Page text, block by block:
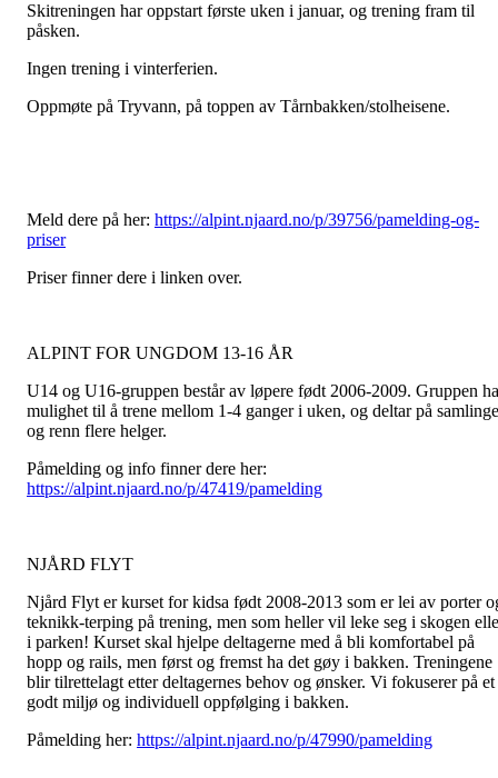
Skitreningen har oppstart første uken i januar, og trening fram til
påsken.
Ingen trening i vinterferien.
Oppmøte på Tryvann, på toppen av Tårnbakken/stolheisene.
Meld dere på her: https://alpint.njaard.no/p/39756/pamelding-og-
priser
Priser finner dere i linken over.
ALPINT FOR UNGDOM 13-16 ÅR
U14 og U16-gruppen består av løpere født 2006-2009. Gruppen
mulighet til å trene mellom 1-4 ganger i uken, og deltar på
og renn flere helger.
Påmelding og info finner dere her:
https://alpint.njaard.no/p/47419/pamelding
NJÅRD FLYT
Njård Flyt er kurset for kidsa født 2008-2013 som er lei av porter
teknikk-terping på trening, men som heller vil leke seg i skogen
i parken! Kurset skal hjelpe deltagerne med å bli komfortabel på
hopp og rails, men først og fremst ha det gøy i bakken. Treningene
blir tilrettelagt etter deltagernes behov og ønsker. Vi fokuserer på et
godt miljø og individuell oppfølging i bakken.
Påmelding her: https://alpint.njaard.no/p/47990/pamelding